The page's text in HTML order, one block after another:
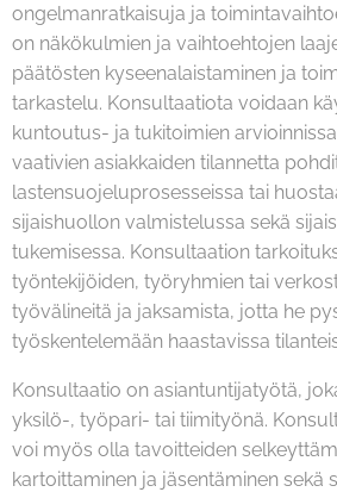
ongelmanratkaisuja ja
on näkökulmien ja vaihtoehtojen
päätösten kyseenalaistaminen ja
tarkastelu. Konsultaatiota voidaan
kuntoutus- ja tukitoimien
vaativien asiakkaiden tilannetta
lastensuojeluprosesseissa tai
sijaishuollon valmistelussa sekä
tukemisessa. Konsultaation
työntekijöiden, työryhmien tai
työvälineitä ja jaksamista, jotta he
työskentelemään haastavissa
Konsultaatio on asiantuntijatyötä,
yksilö-, työpari- tai tiimityönä.
voi myös olla tavoitteiden
kartoittaminen ja jäsentäminen sekä